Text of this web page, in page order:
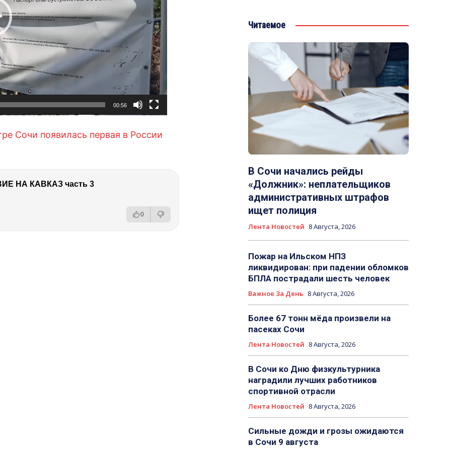
00:56
Сочи появилась первая в России
НА КАВКАЗ часть 3
0
Читаемое
В Сочи начались рейды
«Должник»: неплательщиков
административных штрафов
ищет полиция
Лента Новостей 8 Августа, 2026
Пожар на Ильском НПЗ
ликвидирован: при падении обломков
БПЛА пострадали шесть человек
Важное За День 8 Августа, 2026
Более 67 тонн мёда произвели на
пасеках Сочи
Лента Новостей 8 Августа, 2026
В Сочи ко Дню физкультурника
наградили лучших работников
спортивной отрасли
Лента Новостей 8 Августа, 2026
Сильные дожди и грозы ожидаются
в Сочи 9 августа